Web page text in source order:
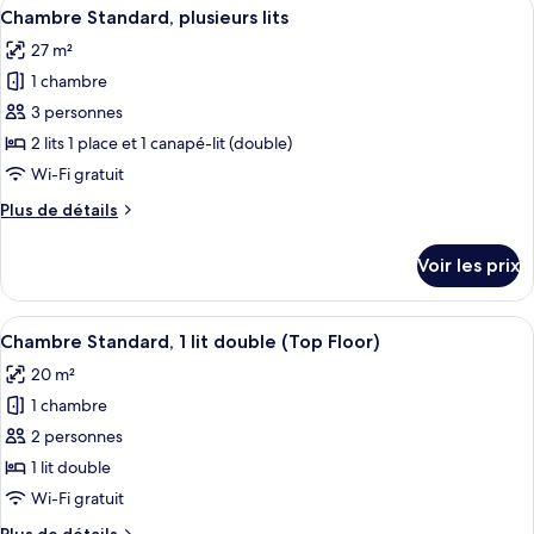
de
Chambre
Standard
toutes
les
photos
pour
ce
type
chambre :
plusieurs
lits
6
Chambre Standard, plusieurs lits
27 m²
1 chambre
3 personnes
2 lits 1 place et 1 canapé-lit (double)
Wi-Fi gratuit
Plus de détails
Plus
le
type
de
Chambre
Standard,
plusieurs
lits
Voir les prix
Afficher
toutes
les
photos
pour
ce
type
Une chambre d’hôtel comprenant
4
Chambre Standard, 1 lit double (Top Floor)
20 m²
1 chambre
2 personnes
1 lit double
Wi-Fi gratuit